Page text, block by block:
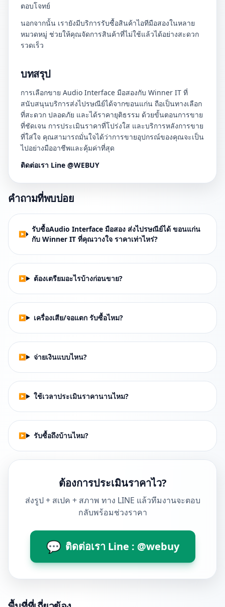
ตอบโจทย์
นอกจากนั้น เรายังมีบริการรับซื้อสินค้าไอทีมือสองในหลาย
หมวดหมู่ ช่วยให้คุณจัดการสินค้าที่ไม่ใช้แล้วได้อย่างสะดวก
รวดเร็ว
บทสรุป
การเลือกขาย Audio Interface มือสองกับ Winner IT ที่
สนับสนุนบริการส่งไปรษณีย์ได้จากขอนแก่น ถือเป็นทางเลือก
ที่สะดวก ปลอดภัย และได้ราคายุติธรรม ด้วยขั้นตอนการขาย
ที่ชัดเจน การประเมินราคาที่โปร่งใส และบริการหลังการขาย
ที่ใส่ใจ คุณสามารถมั่นใจได้ว่าการขายอุปกรณ์ของคุณจะเป็น
ไปอย่างมืออาชีพและคุ้มค่าที่สุด
ติดต่อเรา Line @WEBUY
คำถามที่พบบ่อย
รับซื้อAudio Interface มือสอง ส่งไปรษณีย์ได้ ขอนแก่น
กับ Winner IT ที่คุณวางใจ ราคาเท่าไหร่?
ต้องเตรียมอะไรบ้างก่อนขาย?
เครื่องเสีย/จอแตก รับซื้อไหม?
จ่ายเงินแบบไหน?
ใช้เวลาประเมินราคานานไหม?
รับซื้อถึงบ้านไหม?
ต้องการประเมินราคาไว?
ส่งรูป + สเปค + สภาพ ทาง LINE แล้วทีมงานจะตอบ
กลับพร้อมช่วงราคา
💬 ติดต่อเรา Line : @webuy